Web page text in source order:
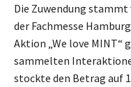
Die Zuwendung
der Fachmesse
Aktion „We love MINT“
sammelten
stockte den Betrag auf